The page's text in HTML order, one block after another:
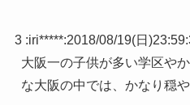
3 :iri*****:2018/08/19(日
大阪一の子供が多い学区や
な大阪の中では、かなり穏